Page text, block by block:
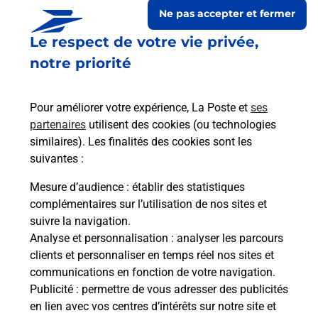
Le respect de votre vie privée,
notre priorité
Pour améliorer votre expérience, La Poste et ses
partenaires utilisent des cookies (ou technologies
similaires). Les finalités des cookies sont les
suivantes :
Mesure d’audience : établir des statistiques
complémentaires sur l’utilisation de nos sites et
suivre la navigation.
Analyse et personnalisation : analyser les parcours
clients et personnaliser en temps réel nos sites et
communications en fonction de votre navigation.
Publicité : permettre de vous adresser des publicités
en lien avec vos centres d’intérêts sur notre site et
Ne pas accepter et fermer
Prochaine collecte du courrierlundià 09h00
Le Village
11580 Veraza
Itinéraire
Le lien s'ouvre dans un nouvel onglet